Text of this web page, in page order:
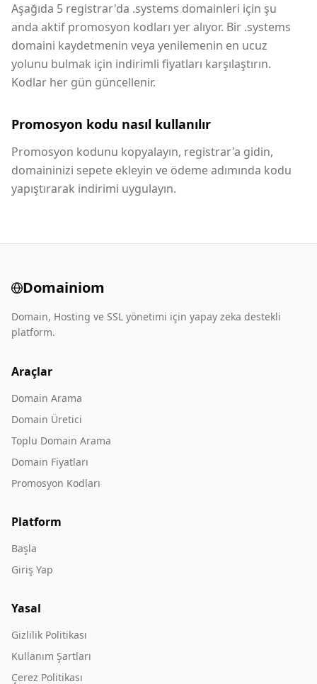
Aşağıda 5 registrar'da .systems domainleri için şu
anda aktif promosyon kodları yer alıyor. Bir .systems
domaini kaydetmenin veya yenilemenin en ucuz
yolunu bulmak için indirimli fiyatları karşılaştırın.
Kodlar her gün güncellenir.
Promosyon kodu nasıl kullanılır
Promosyon kodunu kopyalayın, registrar'a gidin,
domaininizi sepete ekleyin ve ödeme adımında kodu
yapıştırarak indirimi uygulayın.
Domainiom
Domain, Hosting ve SSL yönetimi için yapay zeka destekli
platform.
Araçlar
Domain Arama
Domain Üretici
Toplu Domain Arama
Domain Fiyatları
Promosyon Kodları
Platform
Başla
Giriş Yap
Yasal
Gizlilik Politikası
Kullanım Şartları
Çerez Politikası